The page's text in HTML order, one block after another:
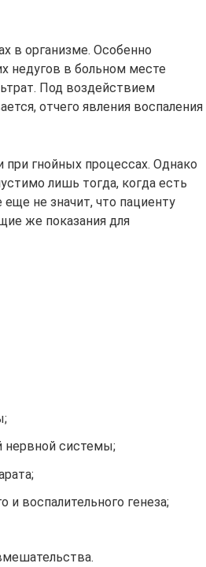
в организме. Особенно
недугов в больном месте
Под воздействием
отчего явления воспаления
гнойных процессах. Однако
лишь тогда, когда есть
еще не значит, что пациенту
же показания для
нервной системы;
и воспалительного генеза;